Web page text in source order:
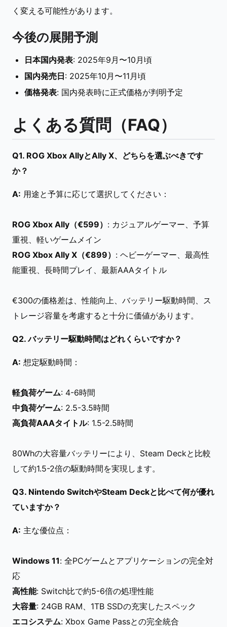
く変える可能性があります。
今後の展開予測
日本国内発表: 2025年9月〜10月頃
国内発売日: 2025年10月〜11月頃
価格発表: 国内発表時に正式価格が判明予定
よくある質問（FAQ）
Q1. ROG Xbox AllyとAlly X、どちらを選ぶべきです
か？
A: 用途と予算に応じて選択してください：
ROG Xbox Ally（€599） : カジュアルゲーマー、予算
重視、軽いゲームメイン
ROG Xbox Ally X（€899） : ヘビーゲーマー、最高性
能重視、長時間プレイ、最新AAAタイトル
€300の価格差は、性能向上、バッテリー駆動時間、ス
トレージ容量を考慮すると十分に価値があります。
Q2. バッテリー駆動時間はどれくらいですか？
A: 想定駆動時間：
軽負荷ゲーム: 4-6時間
中負荷ゲーム: 2.5-3.5時間
高負荷AAAタイトル: 1.5-2.5時間
80Whの大容量バッテリーにより、Steam Deckと比較
して約1.5-2倍の駆動時間を実現します。
Q3. Nintendo SwitchやSteam Deckと比べて何が優れ
ていますか？
A: 主な優位点：
Windows 11: 全PCゲームとアプリケーションの完全対
応
高性能: Switch比で約5-6倍の処理性能
大容量: 24GB RAM、1TB SSDの充実したスペック
エコシステム: Xbox Game Passとの完全統合